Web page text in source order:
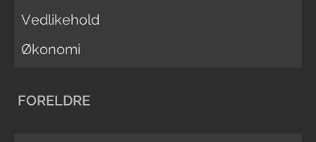
Vedlikehold
Økonomi
FORELDRE